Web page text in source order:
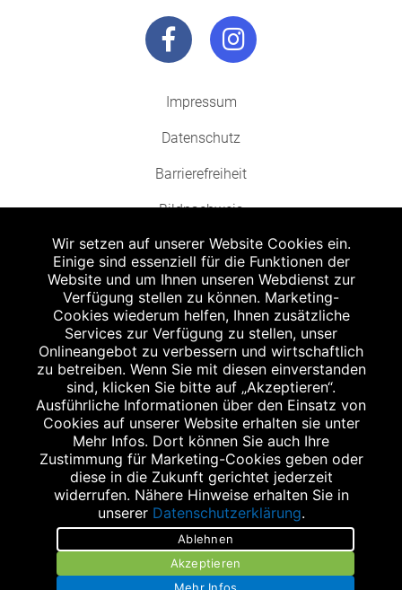
Impressum
Datenschutz
Barrierefreiheit
Bildnachweis
Abgabe in haushaltsüblichen Mengen, solange der Vorrat reicht. Für Druck-
und Satzfehler keine Haftung.
Zu Risiken und Nebenwirkungen lesen Sie die Packungsbeilage und fragen
Sie Ihren Arzt oder Apotheker.
Angabe nach der deutschen Arzneimitteltaxe Apothekenerstattungspreis
(AEP). Der AEP ist keine unverbindliche Preisempfehlung der Hersteller. Der
AEP ist ein von den Apotheken in Ansatz gebrachter Preis für rezeptfreie
Arzneimittel. Er entspricht in der Höhe dem für Apotheken verbindlichen
Abgabepreis, zu dem eine Apotheke in bestimmten Fällen (z.B. bei Kindern
unter 12 Jahren) das Produkt mit der gesetzlichen Krankenversicherung
abrechnet. Der AEP ist der allgemeine Erstattungspreis im Falle einer
Kostenübernahme durch die gesetzlichen Krankenkassen, vor Abzug eines
Zwangsrabattes (zur Zeit 5%) nach §130 Abs. 1 SGB V.
Unverbindliche Preisempfehlung des Herstellers (UVP).
powered by apovena.de
Wir setzen auf unserer Website Cookies ein.
Einige sind essenziell für die Funktionen der
Website und um Ihnen unseren Webdienst zur
Verfügung stellen zu können. Marketing-
Cookies wiederum helfen, Ihnen zusätzliche
Services zur Verfügung zu stellen, unser
Onlineangebot zu verbessern und wirtschaftlich
zu betreiben. Wenn Sie mit diesen einverstanden
sind, klicken Sie bitte auf „Akzeptieren“.
Ausführliche Informationen über den Einsatz von
Cookies auf unserer Website erhalten sie unter
Mehr Infos. Dort können Sie auch Ihre
Zustimmung für Marketing-Cookies geben oder
diese in die Zukunft gerichtet jederzeit
widerrufen. Nähere Hinweise erhalten Sie in
unserer Datenschutzerklärung.
Ablehnen
Akzeptieren